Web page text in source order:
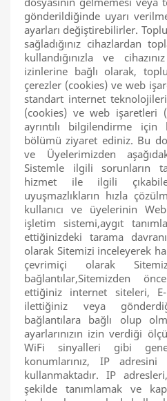
gönderildiğinde uyarı
ayarları değiştirebilirler.
sağladığınız cihazlardan
kullandığınızla ve
izinlerine bağlı olarak,
çerezler (cookies) ve web
standart internet
(cookies) ve web işaretleri
ayrıntılı bilgilendirme
bölümü ziyaret ediniz. Bu
ve Üyelerimizden
Sistemle ilgili sorunların
hizmet ile ilgili
uyuşmazlıkların hızla
kullanıcı ve üyelerinin
işletim sistemi,aygıt
ettiğinizdeki tarama
olarak Sitemizi inceleyerek
çevrimiçi olarak
bağlantılar,Sitemizden
ettiğiniz internet siteleri, E-
ilettiğiniz veya
bağlantılara bağlı olup
ayarlarınızın izin verdiği
WiFi sinyalleri gibi
konumlarınız, IP
kullanmaktadır. IP
şekilde tanımlamak ve